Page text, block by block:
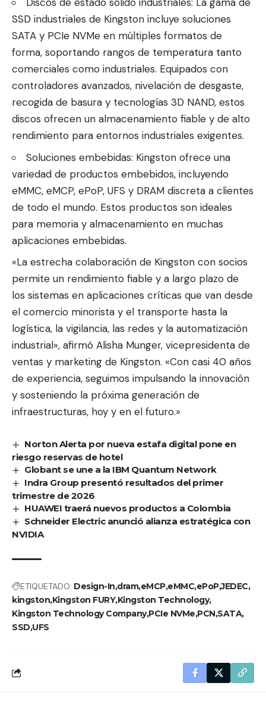
SSD industriales de Kingston incluye soluciones
SATA y PCIe NVMe en múltiples formatos de
forma, soportando rangos de temperatura tanto
comerciales como industriales. Equipados con
controladores avanzados, nivelación de desgaste,
recogida de basura y tecnologías 3D NAND, estos
discos ofrecen un almacenamiento fiable y de alto
rendimiento para entornos industriales exigentes.
Soluciones embebidas: Kingston ofrece una
variedad de productos embebidos, incluyendo
eMMC, eMCP, ePoP, UFS y DRAM discreta a clientes
de todo el mundo. Estos productos son ideales
para memoria y almacenamiento en muchas
aplicaciones embebidas.
«La estrecha colaboración de Kingston con socios
permite un rendimiento fiable y a largo plazo de
los sistemas en aplicaciones críticas que van desde
el comercio minorista y el transporte hasta la
logística, la vigilancia, las redes y la automatización
industrial», afirmó Alisha Munger, vicepresidenta de
ventas y marketing de Kingston. «Con casi 40 años
de experiencia, seguimos impulsando la innovación
y sosteniendo la próxima generación de
infraestructuras, hoy y en el futuro.»
Norton Alerta por nueva estafa digital pone en
riesgo reservas de hotel
Globant se une a la IBM Quantum Network
Indra Group presentó resultados del primer
trimestre de 2026
HUAWEI traerá nuevos productos a Colombia
Schneider Electric anunció alianza estratégica con
NVIDIA
ETIQUETADO: Design-In drameMCPeMMCePoPJEDEC
kingstonKingston FURYKingston Technology
Kingston Technology CompanyPCIe NVMe PCN SATA
SSD UFS